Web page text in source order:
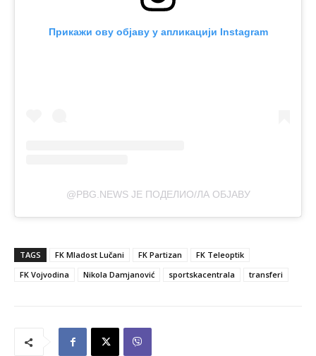
Прикажи ову објаву у апликацији Instagram
@PBG.NEWS ЈЕ ПОДЕЛИО/ЛА ОБЈАВУ
TAGS FK Mladost Lučani FK Partizan
FK Teleoptik
FK Vojvodina
Nikola Damjanović sportskacentrala transferi